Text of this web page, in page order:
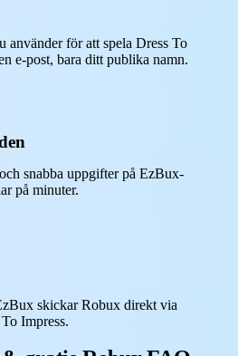
använder för att spela Dress To
e-post, bara ditt publika namn.
snabba uppgifter på EzBux-
på minuter.
skickar Robux direkt via
Impress.